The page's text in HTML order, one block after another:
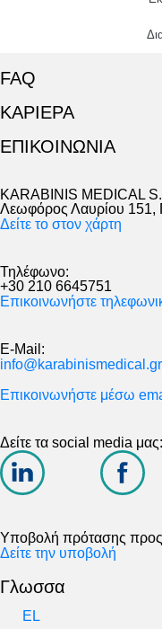
FAQ
ΚΑΡΙΕΡΑ
ΕΠΙΚΟΙΝΩΝΙΑ
KARABINIS MEDICAL
Λεωφόρος Λαυρίου 151,
Δείτε το στον χάρτη
Τηλέφωνο:
+30 210 6645751
Επικοινωνήστε
E-Mail:
info@karabinismedical.gr
Επικοινωνήστε μέσω
Δείτε τα social media μας:
Υποβολή πρότασης
Δείτε την υποβολή
Γλωσσα
EL